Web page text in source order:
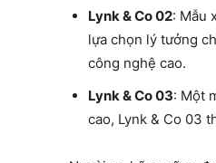
Lynk & Co 02: Mẫu
lựa chọn lý tưởng
công nghệ cao.
Lynk & Co 03: Một
cao, Lynk & Co 03